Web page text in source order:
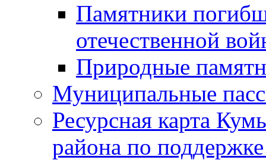
Памятники
отечественной
Природные
Муниципальные
Ресурсная карта
района по